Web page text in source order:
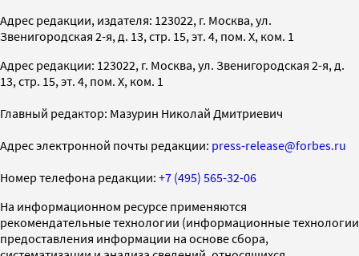
Адрес редакции, издателя: 123022, г. Москва, ул.
Звенигородская 2-я, д. 13, стр. 15, эт. 4, пом. X, ком. 1
Адрес редакции: 123022, г. Москва, ул. Звенигородская 2-я, д.
13, стр. 15, эт. 4, пом. X, ком. 1
Главный редактор: Мазурин Николай Дмитриевич
Адрес электронной почты редакции: press-release@forbes.ru
Номер телефона редакции: +7 (495) 565-32-06
На информационном ресурсе применяются
рекомендательные технологии (информационные технологии
предоставления информации на основе сбора,